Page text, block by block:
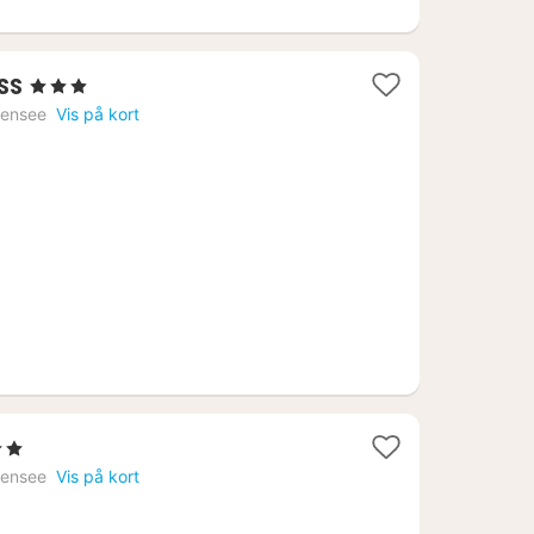
1
nat
, 3 Stjerner
Vis på kort
Vis på kort